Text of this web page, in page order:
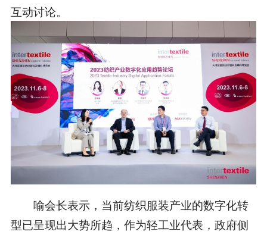
互动讨论。
喻会长表示，当前纺织服装产业的数字化转
型已呈现出大势所趋，作为轻工业代表，政府侧